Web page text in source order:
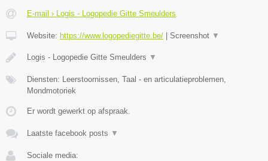
E-mail › Logis - Logopedie Gitte Smeulders
Website: https://www.logopediegitte.be/ Screenshot ▼
Logis - Logopedie Gitte Smeulders ▼
Diensten: Leerstoornissen, Taal - en articulatieproblemen,
Mondmotoriek
Er wordt gewerkt op afspraak.
Laatste facebook posts ▼
Sociale media: